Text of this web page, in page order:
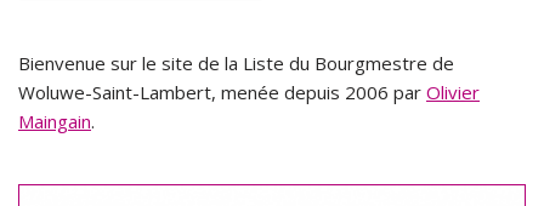
Bienvenue sur le site de la Liste du Bourgmestre de
Woluwe-Saint-Lambert, menée depuis 2006 par Olivier
Maingain.